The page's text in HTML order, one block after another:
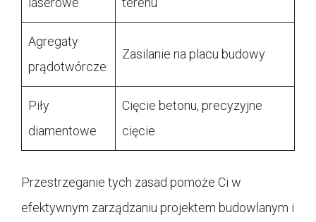
Agregaty
prądotwórcze
Zasilanie na placu budowy
Piły
diamentowe
Cięcie betonu, precyzyjne
cięcie
Przestrzeganie tych zasad pomoże Ci w
efektywnym zarządzaniu projektem budowlanym i